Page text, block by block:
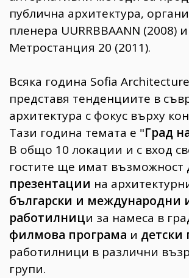
публична архитектура,
пленера UURRBBAANN (2008)
Метростанция 20 (2011).
Всяка година Sofia
представя тенденциите в
архитектура с фокус върху
Тази година темата е "Град
В общо 10 локации и с вход
гостите ще имат възможност
презентации на
български и международни
работилници за намеса в
филмова програма и детски
работилници в различни
групи.